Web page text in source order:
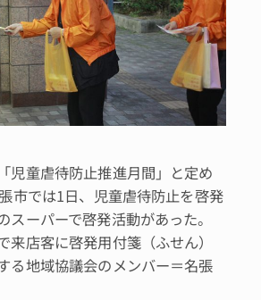
児童虐待防止推進月間」と定め
市では1日、児童虐待防止を啓発
スーパーで啓発活動があった。
来店客に啓発用付箋（ふせん）
る地域協議会のメンバー＝名張